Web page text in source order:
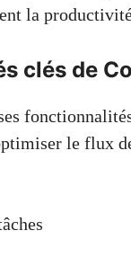
la
clés de
le flux